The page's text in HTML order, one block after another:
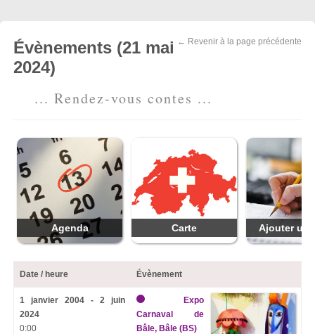
← Revenir à la page précédente
Évènements (21 mai
2024)
... Rendez-vous contes ...
Agenda Carte Ajouter
Date / heure Évènement
1 janvier 2004 - 2 juin
2024
0:00
Expo
Carnaval de
Bâle, Bâle (BS)